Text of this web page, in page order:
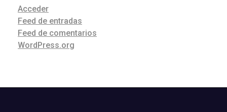
Acceder
Feed de entradas
Feed de comentarios
WordPress.org